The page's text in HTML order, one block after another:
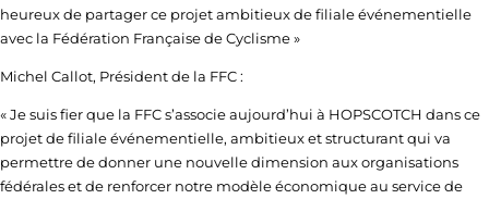
heureux de partager ce projet ambitieux de filiale événementielle
avec la Fédération Française de Cyclisme »
Michel Callot, Président de la FFC :
« Je suis fier que la FFC s’associe aujourd’hui à HOPSCOTCH dans ce
projet de filiale événementielle, ambitieux et structurant qui va
permettre de donner une nouvelle dimension aux organisations
fédérales et de renforcer notre modèle économique au service de